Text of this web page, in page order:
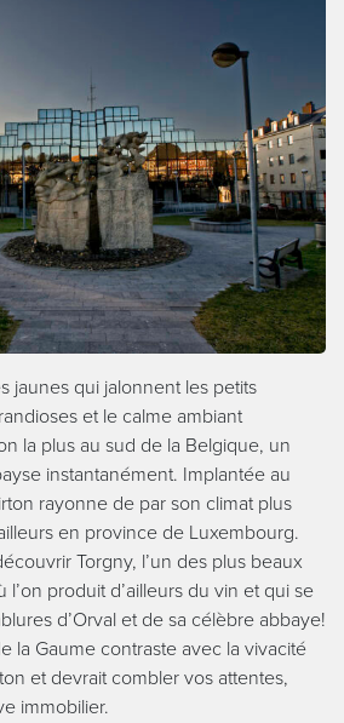
jaunes qui jalonnent les petits
et le calme ambiant
la plus au sud de la Belgique, un
instantanément. Implantée au
rayonne de par son climat plus
en province de Luxembourg.
Torgny, l’un des plus beaux
l’on produit d’ailleurs du vin et qui se
d’Orval et de sa célèbre abbaye!
la Gaume contraste avec la vivacité
et devrait combler vos attentes,
immobilier.